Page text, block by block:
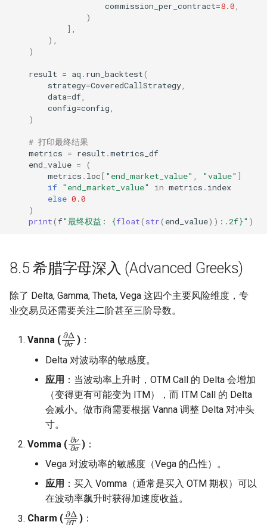
commission_per_contract=8.0,
)
],
),
)
result = aq . run_backtest(
strategy=CoveredCallStrategy,
data=df,
config=config,
)
# 打印最终结果
metrics = result .metrics_df
end_value =
(
metrics . loc [ "end_market_value" , "value" ]
if "end_market_value" in metrics . index
else 0.0
)
print(f"最终权益: {float( str( end_value)) : .2f}" )
8.5 希腊字母深入 (Advanced Greeks)
除了 Delta, Gamma, Theta, Vega 这四个主要风险维度，专
业交易员还需要关注二阶甚至三阶导数。
Vanna ( ∂Δ∂
) ：
Delta 对波动率的敏感度。
应用 ：当波动率上升时，OTM Call 的 Delta 会增加
（变得更有可能变为 ITM），而 ITM Call 的 Delta
会减小。做市商需要根据 Vanna 调整 Delta 对冲头
寸。
Vomma ( ∂ν∂ σ
) ：
Vega 对波动率的敏感度（Vega 的凸性）。
应用 ：买入 Vomma（通常是买入 OTM 期权）可以
在波动率飙升时获得加速度收益。
Charm ( ∂Δ∂
) ：